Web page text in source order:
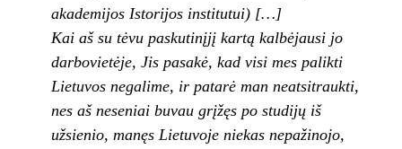
akademijos Istorijos institutui) […]
Kai aš su tėvu paskutinįjį kartą kalbėjausi jo
darbovietėje, Jis pasakė, kad visi mes palikti
Lietuvos negalime, ir patarė man neatsitraukti,
nes aš neseniai buvau grįžęs po studijų iš
užsienio, manęs Lietuvoje niekas nepažinojo,